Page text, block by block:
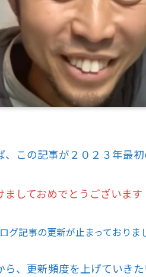
、この記事が２０２３年最
しておめでとうございます
グ記事の更新が止まっておりま
ら、更新頻度を上げていき